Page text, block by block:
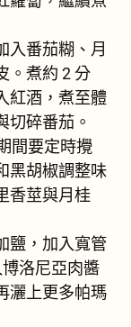
入番茄糊、月
。煮約 2 分
紅酒，煮至體
切碎番茄。
間要定時攪
黑胡椒調整味
香莖與月桂
鹽，加入寬管
洛尼亞肉醬
灑上更多帕瑪